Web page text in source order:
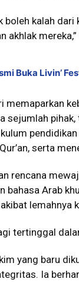
boleh kalah
akhlak
Buka Livin’
memaparkan
sejumlah
serta
rencana
bahasa Arab
lemahnya
tertinggal
yang baru
Ia